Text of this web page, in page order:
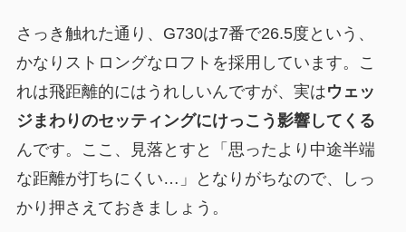
さっき触れた通り、G730は7番で26.5度という、
かなりストロングなロフトを採用しています。こ
れは飛距離的にはうれしいんですが、実はウェッ
ジまわりのセッティングにけっこう影響してくる
んです。ここ、見落とすと「思ったより中途半端
な距離が打ちにくい…」となりがちなので、しっ
かり押さえておきましょう。